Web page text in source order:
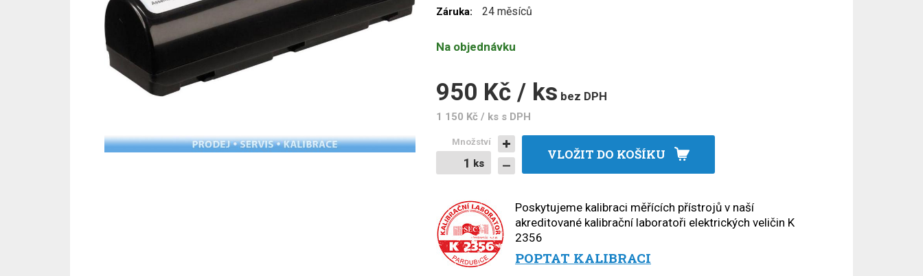
Záruka: 24 měsíců
Na objednávku
950 Kč / ks bez DPH
1 150 Kč / ks s DPH
ks
Množství
ks
VLOŽIT DO KOŠÍKU
Poskytujeme kalibraci měřících přístrojů v naší
akreditované kalibrační laboratoři elektrických veličin K
2356
POPTAT KALIBRACI